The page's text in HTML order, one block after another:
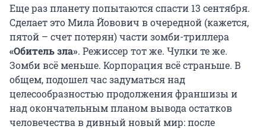
Еще раз планету попытаются спасти 13 сентября.
Сделает это Мила Йовович в очередной (кажется,
пятой – счет потерян) части зомби-триллера
«Обитель зла». Режиссер тот же. Чулки те же.
Зомби всё меньше. Корпорация всё страньше. В
общем, подошел час задуматься над
целесообразностью продолжения франшизы и
над окончательным планом вывода остатков
человечества в дивный новый мир: после